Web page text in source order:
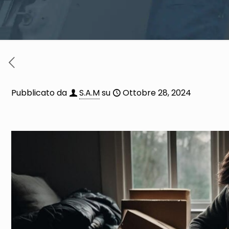
Pubblicato da S.A.Msu Ottobre 28, 2024